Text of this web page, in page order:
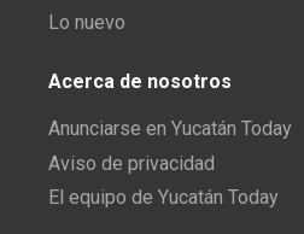
Lo nuevo
Acerca de nosotros
Anunciarse en Yucatán Today
Aviso de privacidad
El equipo de Yucatán Today